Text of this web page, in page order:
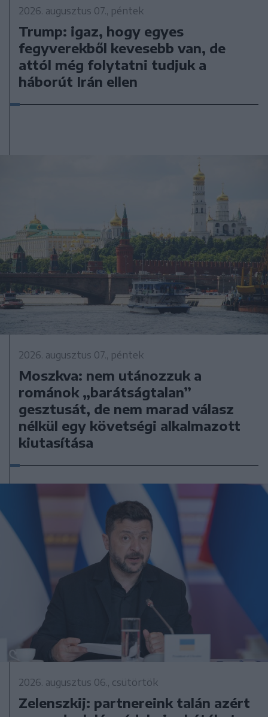
2026. augusztus 07., péntek
Trump: igaz, hogy egyes
fegyverekből kevesebb van, de
attól még folytatni tudjuk a
háborút Irán ellen
2026. augusztus 07., péntek
Moszkva: nem utánozzuk a
románok „barátságtalan”
gesztusát, de nem marad válasz
nélkül egy követségi alkalmazott
kiutasítása
2026. augusztus 06., csütörtök
Zelenszkij: partnereink talán azért